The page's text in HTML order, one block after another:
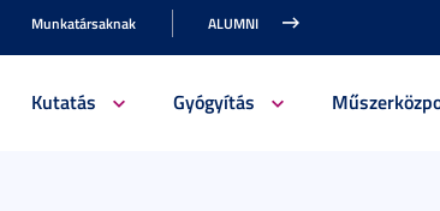
Munkatársaknak ALUMNI
Kutatás Gyógyítás